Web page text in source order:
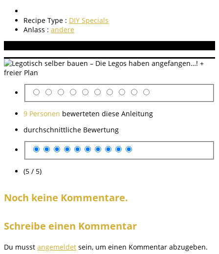
Recipe Type : DIY Specials
Anlass : andere
9 Personen bewerteten diese Anleitung
durchschnittliche Bewertung
(5 / 5)
Noch keine Kommentare.
Schreibe einen Kommentar
Du musst angemeldet sein, um einen Kommentar abzugeben.